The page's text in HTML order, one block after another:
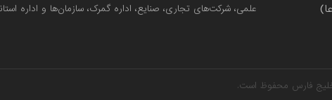
علمی، شرکت‌های تجاری، صنایع، اداره گمرک، سازمان‌ها و اداره
خلیج فارس محفوظ است.